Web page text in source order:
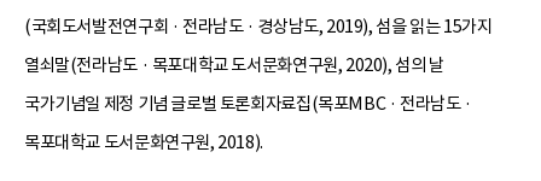
(국회도서발전연구회 · 전라남도 · 경상남도, 2019), 섬을 읽는 15가지
열쇠말(전라남도 · 목포대학교 도서문화연구원, 2020), 섬의 날
국가기념일 제정 기념 글로벌 토론회자료집(목포MBC · 전라남도 ·
목포대학교 도서문화연구원, 2018).